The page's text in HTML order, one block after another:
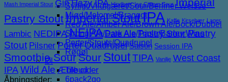
Syrligt/Vildtgæret/Sour/Berliner Weisse
Mjød/Melomel/Braggot
Red Ale/Amber Ale/Brown Ale/Bock/Dubbel
Strong Ale/Dark Ale/Triple/Barley Wine
Porter/Stouts/Quadrupel
Røgøl
Øl
Tilbud
6pack2go
Mash Imperial Stout GinHazy IPA Hindbær Ice Cream Sour
Pastry StoutImperial StoutIPA Kaffe Kirsebær Lager
Lambic NEDIPANEIPA Pale Ale Pastry SourPastry
Stout Pilsner Porter Quadrupel Saison Session IPA
Smoothie SourSour StoutTIPA Vanilje West Coast
IPAWild Ale Æble cider
Åbningstider: